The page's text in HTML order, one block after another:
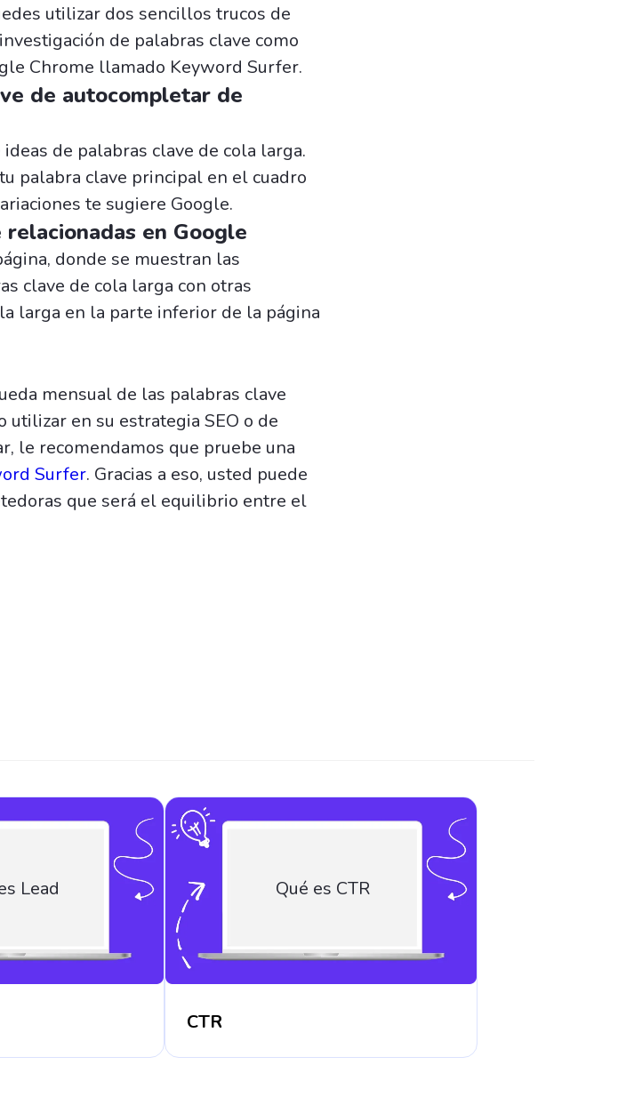
utilizar dos sencillos trucos de
de palabras clave como
Chrome llamado Keyword Surfer.
de autocompletar de
de palabras clave de cola larga.
palabra clave principal en el cuadro
te sugiere Google.
en Google
donde se muestran las
clave de cola larga con otras
larga en la parte inferior de la página
mensual de las palabras clave
en su estrategia SEO o de
le recomendamos que pruebe una
Surfer. Gracias a eso, usted puede
que será el equilibrio entre el
Lead Qué es CTR
CTR